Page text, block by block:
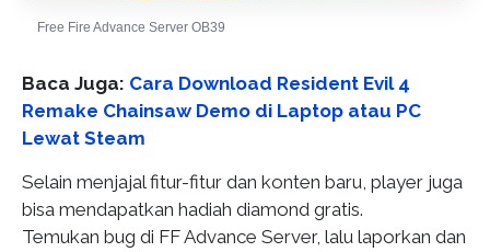
Free Fire Advance Server OB39
Baca Juga: Cara Download Resident Evil 4
Remake Chainsaw Demo di Laptop atau PC
Lewat Steam
Selain menjajal fitur-fitur dan konten baru, player juga
bisa mendapatkan hadiah diamond gratis.
Temukan bug di FF Advance Server, lalu laporkan dan